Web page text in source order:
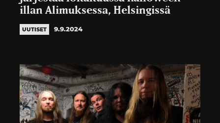
illan Alimuksessa, Helsingissä
UUTISET 9.9.2024